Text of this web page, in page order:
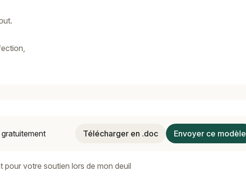
Télécharger en .doc Envoyer ce modèle
pour votre soutien lors de mon deuil